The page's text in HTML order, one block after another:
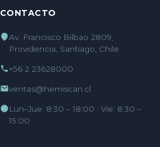
CONTACTO
Av. Francisco Bilbao 2809,
Providencia, Santiago, Chile
+56 2 23628000
ventas@hemiscan.cl
Lun–Jue: 8:30 – 18:00 · Vie: 8:30 –
15:00